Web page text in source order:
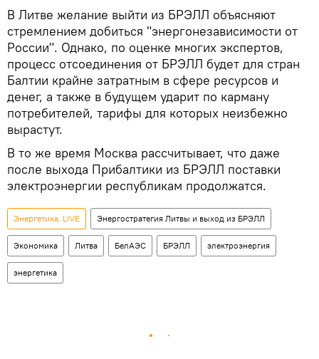
В Литве желание выйти из БРЭЛЛ объясняют
стремлением добиться "энергонезависимости от
России". Однако, по оценке многих экспертов,
процесс отсоединения от БРЭЛЛ будет для стран
Балтии крайне затратным в сфере ресурсов и
денег, а также в будущем ударит по карману
потребителей, тарифы для которых неизбежно
вырастут.
В то же время Москва рассчитывает, что даже
после выхода Прибалтики из БРЭЛЛ поставки
электроэнергии республикам продолжатся.
Энергетика. LIVE Энергостратегия Литвы и выход из БРЭЛЛ
Экономика Литва БелАЭС БРЭЛЛ электроэнергия
энергетика